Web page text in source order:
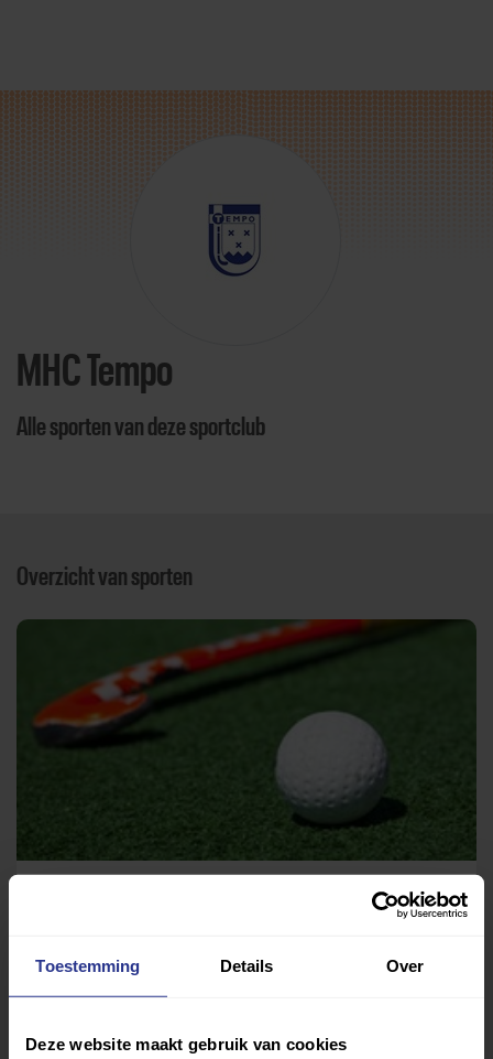
Toestemming Details Over
Deze website maakt gebruik van cookies
MHC Tempo
Alle sporten van deze sportclub
Overzicht van sporten